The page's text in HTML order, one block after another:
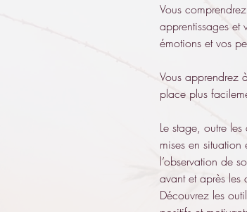
Vous
apprentissages et
émotions et vos
Vous apprendrez
place plus
Le stage, outre
mises en situation
l’observation de
avant et après
Découvrez les